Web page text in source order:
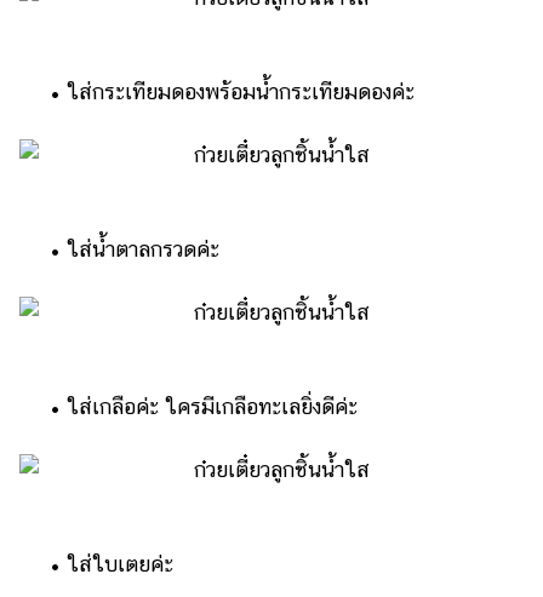
• ใส่กระเทียมดองพร้อมน้ำกระเทียมดองค่ะ
• ใส่น้ำตาลกรวดค่ะ
• ใส่เกลือค่ะ ใครมีเกลือทะเลยิ่งดีค่ะ
• ใส่ใบเตยค่ะ